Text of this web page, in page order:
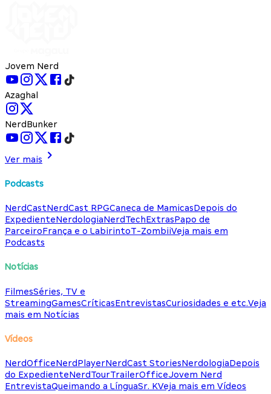
Jovem Nerd
Azaghal
NerdBunker
Ver mais
Podcasts
NerdCastNerdCast RPGCaneca de MamicasDepois do
ExpedienteNerdologiaNerdTechExtrasPapo de
ParceiroFrança e o LabirintoT-ZombiiVeja mais em
Podcasts
Notícias
FilmesSéries, TV e
StreamingGamesCríticasEntrevistasCuriosidades e etc.Veja
mais em Notícias
Vídeos
NerdOfficeNerdPlayerNerdCast StoriesNerdologiaDepois
do ExpedienteNerdTourTrailerOfficeJovem Nerd
EntrevistaQueimando a LínguaSr. KVeja mais em Vídeos